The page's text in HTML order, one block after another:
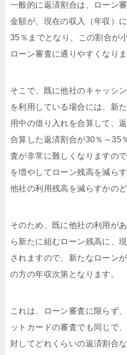
一般的に返済割合は、ローン
金額が、現在の収入（年収）
35％までとなり、この割合が
ローン審査に通りやすくなりま
そこで、既に他社のキャッシ
を利用している場合には、新
用中の借り入れを合算して、
合算した返済割合が30％～35
査が非常に難しくなりますの
を増やしてローン残高を減ら
他社の利用残高を減らすかの
そのため、既に他社の利用が
ら新たに組むローン残高に、
されますので、新たなローン
の方の年収次第となります。
これは、ローン審査に限らず
ットカードの審査でも同じで
対してどれくらいの返済割合